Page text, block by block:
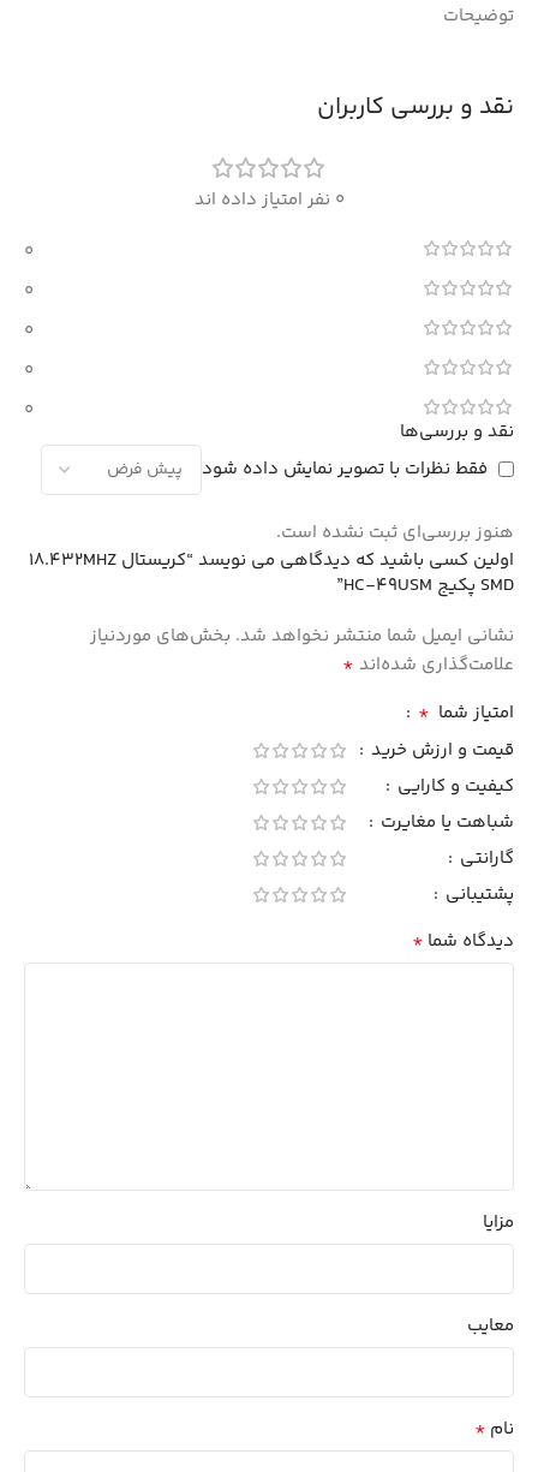
توضیحات
نقد و بررسی کاربران
0 نفر امتیاز داده اند
0
0
0
0
0
نقد و بررسی‌ها
فقط نظرات با تصویر نمایش داده شود
هنوز بررسی‌ای ثبت نشده است.
اولین کسی باشید که دیدگاهی می نویسد “کریستال 18.432MHZ
SMD پکیج HC-49USM”
نشانی ایمیل شما منتشر نخواهد شد. بخش‌های موردنیاز
علامت‌گذاری شده‌اند *
امتیاز شما *
قیمت و ارزش خرید
کیفیت و کارایی
شباهت یا مغایرت
گارانتی
پشتیبانی
دیدگاه شما *
مزایا
معایب
نام *